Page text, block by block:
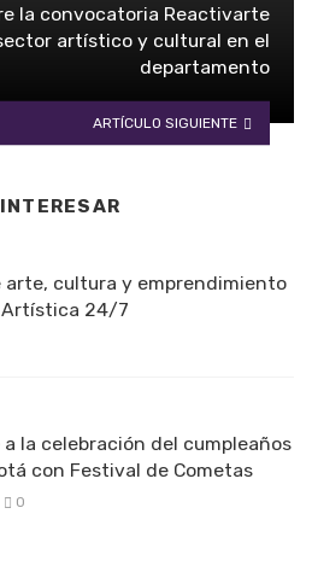
la convocatoria Reactivarte
artístico y cultural en el
departamento
ARTÍCULO SIGUIENTE
arte, cultura y emprendimiento
Artística 24/7
a la celebración del cumpleaños
con Festival de Cometas
0